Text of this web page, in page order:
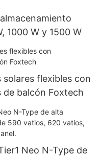
1000 W y 1500 W
flexibles con
de balcón Foxtech
Neo N-Type de